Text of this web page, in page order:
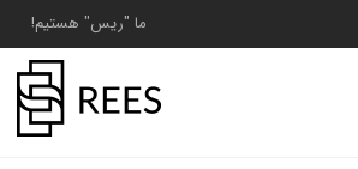
ما "ریس" هستیم!